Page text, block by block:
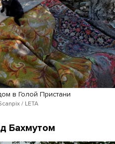
в Голой Пристани
/ LETA
Бахмутом